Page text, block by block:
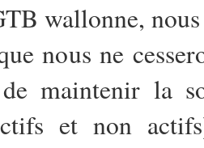
wallonne,
nous ne
de maintenir la
et non